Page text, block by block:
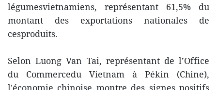
légumesvietnamiens, représentant 61,5% du
montant des exportations nationales de
cesproduits.
Selon Luong Van Tai, représentant de l’Office
du Commercedu Vietnam à Pékin (Chine),
l'économie chinoise montre des signes positifs